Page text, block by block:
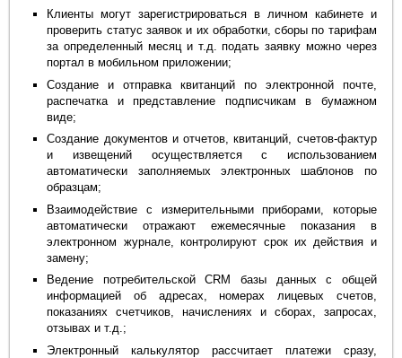
Клиенты могут зарегистрироваться в личном кабинете и
проверить статус заявок и их обработки, сборы по тарифам
за определенный месяц и т.д. подать заявку можно через
портал в мобильном приложении;
Создание и отправка квитанций по электронной почте,
распечатка и представление подписчикам в бумажном
виде;
Создание документов и отчетов, квитанций, счетов-фактур
и извещений осуществляется с использованием
автоматически заполняемых электронных шаблонов по
образцам;
Взаимодействие с измерительными приборами, которые
автоматически отражают ежемесячные показания в
электронном журнале, контролируют срок их действия и
замену;
Ведение потребительской CRM базы данных с общей
информацией об адресах, номерах лицевых счетов,
показаниях счетчиков, начислениях и сборах, запросах,
отзывах и т.д.;
Электронный калькулятор рассчитает платежи сразу,